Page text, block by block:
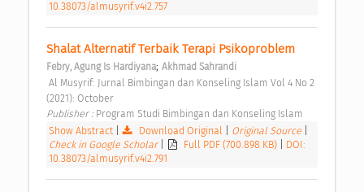
10.38073/almusyrif.v4i2.757
Shalat Alternatif Terbaik Terapi Psikoproblem
Febry, Agung Is Hardiyana; Akhmad Sahrandi
(2021): October
Publisher : Program Studi Bimbingan dan Konseling Islam
Show Abstract| Download Original Original Source
Check in Google Scholar
Full PDF (700.898 KB)
DOI:
10.38073/almusyrif.v4i2.791